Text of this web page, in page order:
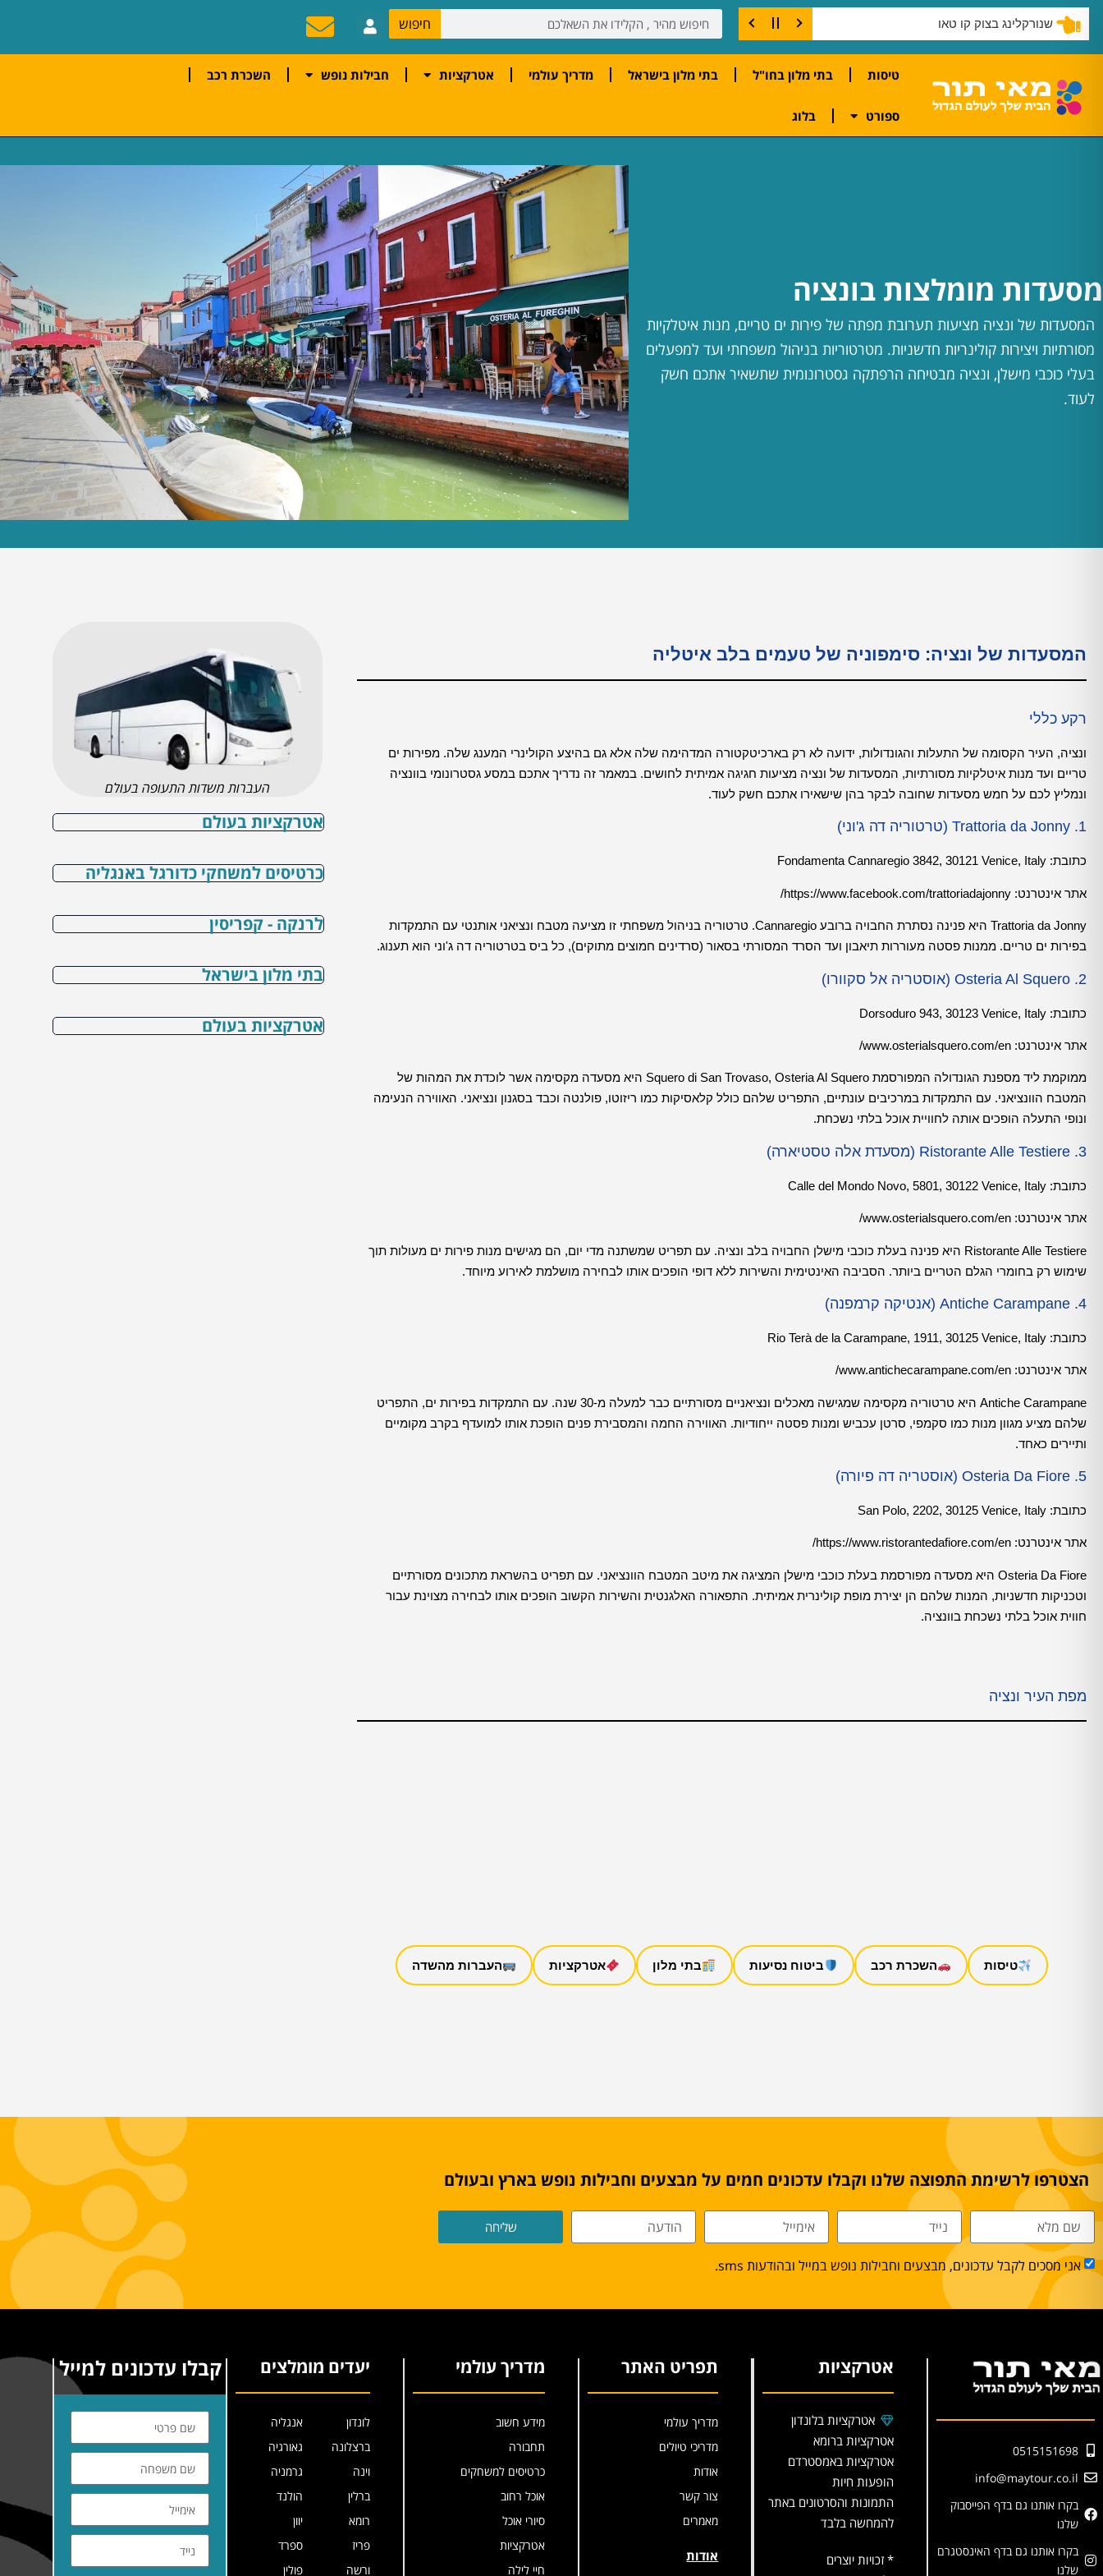
שנורקלינג בצוק קו טאו חיפוש
טיסות בתי מלון בחו"ל בתי מלון בישראל מדריך עולמי אטרקציות חבילות נופש השכרת רכב
ספורט בלוג
מסעדות מומלצות בונציה
המסעדות של ונציה מציעות תערובת מפתה של פירות ים טריים, מנות איטלקיות
מסורתיות ויצירות קולינריות חדשניות. מטרטוריות בניהול משפחתי ועד למפעלים
בעלי כוכבי מישלן, ונציה מבטיחה הרפתקה גסטרונומית שתשאיר אתכם חשק
לעוד.
המסעדות של ונציה: סימפוניה של טעמים בלב איטליה
רקע כללי
ונציה, העיר הקסומה של התעלות והגונדולות, ידועה לא רק בארכיטקטורה המדהימה שלה אלא גם בהיצע הקולינרי המענג שלה. מפירות ים
טריים ועד מנות איטלקיות מסורתיות, המסעדות של ונציה מציעות חגיגה אמיתית לחושים. במאמר זה נדריך אתכם במסע גסטרונומי בוונציה
ונמליץ לכם על חמש מסעדות שחובה לבקר בהן שישאירו אתכם חשק לעוד.
1. Trattoria da Jonny (טרטוריה דה ג'וני)
כתובת: Fondamenta Cannaregio 3842, 30121 Venice, Italy
אתר אינטרנט: https://www.facebook.com/trattoriadajonny/
Trattoria da Jonny היא פנינה נסתרת החבויה ברובע Cannaregio. טרטוריה בניהול משפחתי זו מציעה מטבח ונציאני אותנטי עם התמקדות
בפירות ים טריים. ממנות פסטה מעוררות תיאבון ועד הסרד המסורתי בסאור (סרדינים חמוצים מתוקים), כל ביס בטרטוריה דה ג'וני הוא תענוג.
2. Osteria Al Squero (אוסטריה אל סקוורו)
כתובת: Dorsoduro 943, 30123 Venice, Italy
אתר אינטרנט: www.osterialsquero.com/en/
ממוקמת ליד מספנת הגונדולה המפורסמת Squero di San Trovaso, Osteria Al Squero היא מסעדה מקסימה אשר לוכדת את המהות של
המטבח הוונציאני. עם התמקדות במרכיבים עונתיים, התפריט שלהם כולל קלאסיקות כמו ריזוטו, פולנטה וכבד בסגנון ונציאני. האווירה הנעימה
ונופי התעלה הופכים אותה לחוויית אוכל בלתי נשכחת.
3. Ristorante Alle Testiere (מסעדת אלה טסטיארה)
כתובת: Calle del Mondo Novo, 5801, 30122 Venice, Italy
אתר אינטרנט: www.osterialsquero.com/en/
Ristorante Alle Testiere היא פנינה בעלת כוכבי מישלן החבויה בלב ונציה. עם תפריט שמשתנה מדי יום, הם מגישים מנות פירות ים מעולות תוך
שימוש רק בחומרי הגלם הטריים ביותר. הסביבה האינטימית והשירות ללא דופי הופכים אותו לבחירה מושלמת לאירוע מיוחד.
4. Antiche Carampane (אנטיקה קרמפנה)
כתובת:
אתר אינטרנט:
Antiche Carampane היא טרטוריה מקסימה שמגישה מאכלים ונציאניים מסורתיים כבר למעלה מ-30 שנה. עם התמקדות בפירות ים, התפריט
שלהם מציע מגוון מנות כמו סקמפי, סרטן עכביש ומנות פסטה ייחודיות. האווירה החמה והמסבירת פנים הופכת אותו למועדף בקרב מקומיים
ותיירים כאחד.
5. Osteria Da Fiore (אוסטריה דה פיורה)
כתובת:
אתר אינטרנט: https://www.ristorantedafiore.com/en/
Osteria Da Fiore היא מסעדה מפורסמת בעלת כוכבי מישלן המציגה את מיטב המטבח הוונציאני. עם תפריט בהשראת מתכונים מסורתיים
וטכניקות חדשניות, המנות שלהם הן יצירת מופת קולינרית אמיתית. התפאורה האלגנטית והשירות הקשוב הופכים אותו לבחירה מצוינת עבור
חווית אוכל בלתי נשכחת בוונציה.
מפת העיר ונציה
טיסות השכרת רכב ביטוח נסיעות בתי מלון אטרקציות העברות מהשדה
העברות משדות התעופה בעולם
אטרקציות בעולם
כרטיסים למשחקי כדורגל באנגליה
לרנקה - קפריסין
בתי מלון בישראל
אטרקציות בעולם
הצטרפו לרשימת התפוצה שלנו וקבלו עדכונים חמים על מבצעים וחבילות נופש בארץ ובעולם
אני מסכים לקבל עדכונים, מבצעים וחבילות נופש במייל ובהודעות sms.
שליחה
0515151698
info@maytour.co.il
בקרו אותנו גם בדף הפייסבוק
שלנו
בקרו אותנו גם בדף האינסטגרם
שלנו
אטרקציות
אטרקציות בלונדון
אטרקציות ברומא
אטרקציות באמסטרדם
הופעות חיות
התמונות והסרטונים באתר
להמחשה בלבד
* זכויות יוצרים
תפריט האתר
מדריך עולמי
מדריכי טיולים
אודות
צור קשר
מאמרים
אודות
מדריך עולמי
מידע חשוב
תחבורה
כרטיסים למשחקים
אוכל רחוב
סיורי אוכל
אטרקציות
חיי לילה
יעדים מומלצים
לונדון
ברצלונה
וינה
ברלין
רומא
פריז
ורשה
אנגליה
גאורגיה
גרמניה
הולנד
יוון
ספרד
פולין
קבלו עדכונים למייל